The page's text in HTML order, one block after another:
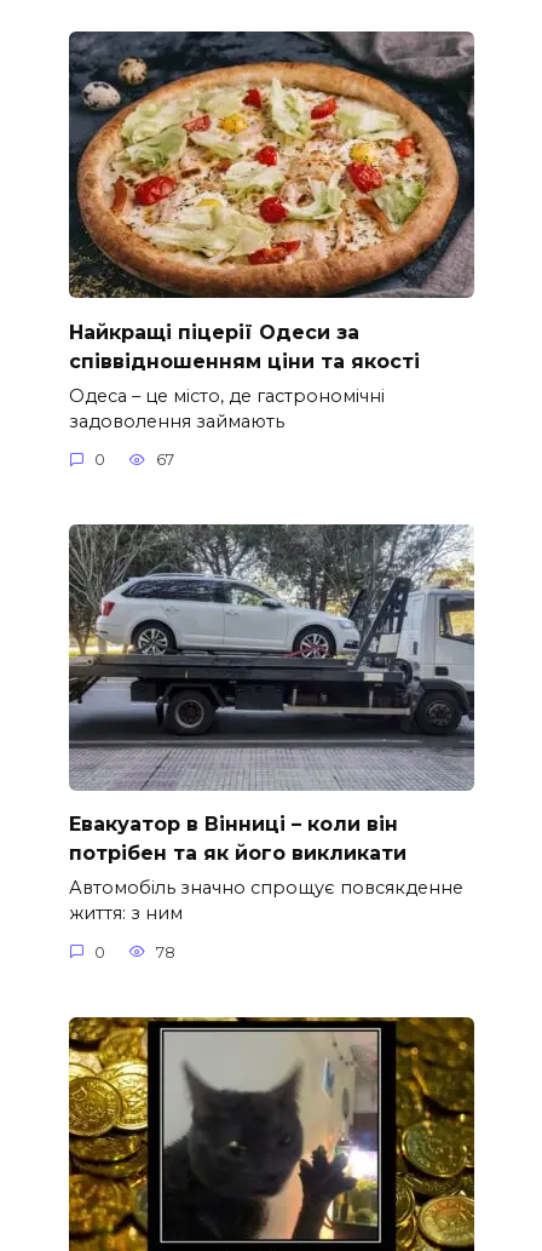
Найкращі піцерії Одеси за
співвідношенням ціни та якості
Одеса – це місто, де гастрономічні
задоволення займають
0 67
Евакуатор в Вінниці – коли він
потрібен та як його викликати
Автомобіль значно спрощує повсякденне
життя: з ним
0 78